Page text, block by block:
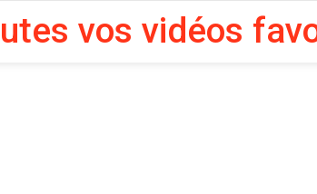
vos vidéos